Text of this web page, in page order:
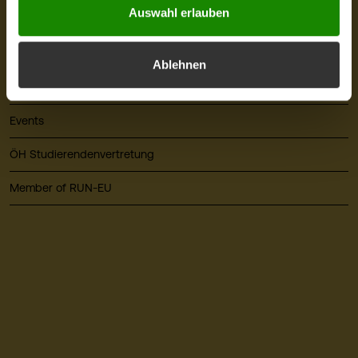
Auswahl erlauben
Ablehnen
Mensa & Café Campus
Alumni
Events
ÖH Studierendenvertretung
Member of RUN-EU